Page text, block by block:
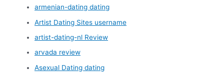
armenian-dating dating
Artist Dating Sites username
artist-dating-nl Review
arvada review
Asexual Dating dating